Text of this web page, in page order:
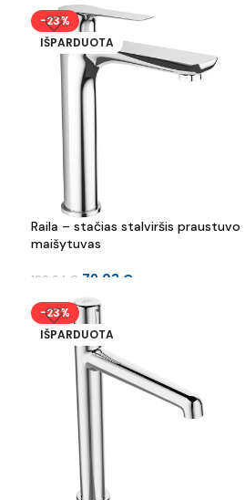
-23%
IŠPARDUOTA
Raila – stačias stalviršis praustuvo
maišytuvas
102.64 € 79.03 €
-23%
IŠPARDUOTA